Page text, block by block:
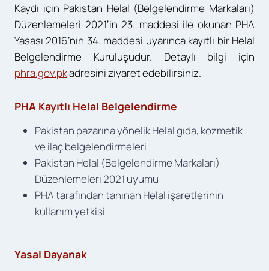
Kaydı için Pakistan Helal (Belgelendirme Markaları)
Düzenlemeleri 2021’in 23. maddesi ile okunan PHA
Yasası 2016’nın 34. maddesi uyarınca kayıtlı bir Helal
Belgelendirme Kuruluşudur. Detaylı bilgi için
phra.gov.pkadresini ziyaret edebilirsiniz.
PHA Kayıtlı Helal Belgelendirme
Pakistan pazarına yönelik Helal gıda, kozmetik
ve ilaç belgelendirmeleri
Pakistan Helal (Belgelendirme Markaları)
Düzenlemeleri 2021 uyumu
PHA tarafından tanınan Helal işaretlerinin
kullanım yetkisi
Yasal Dayanak